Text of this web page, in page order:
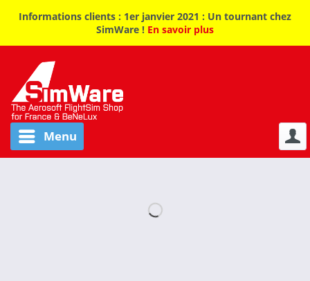
Informations clients : 1er janvier 2021 : Un tournant chez
SimWare ! En savoir plus
Menu